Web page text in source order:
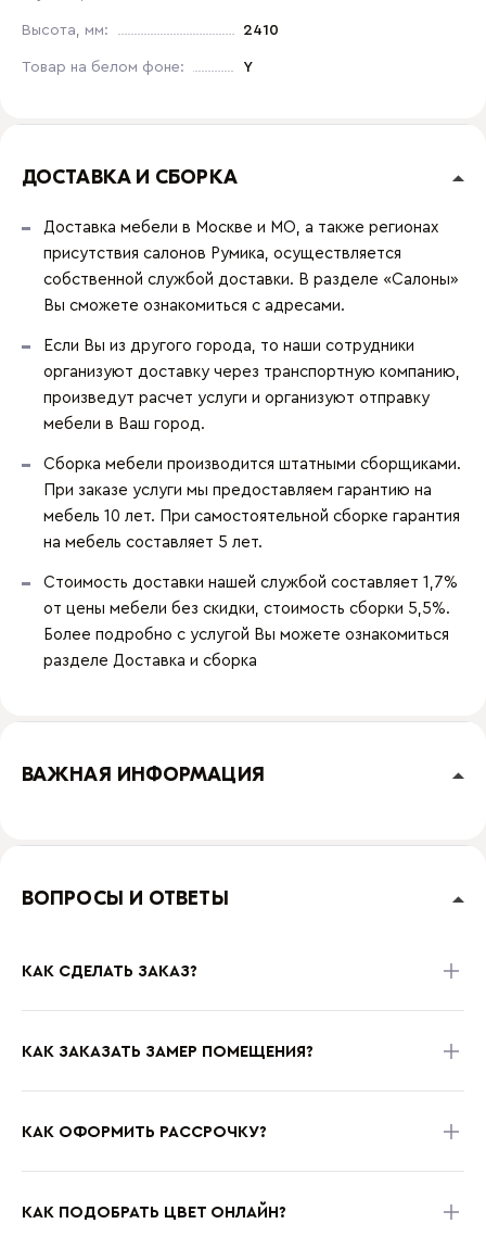
Высота, мм: 2410
Товар на белом фоне: Y
ДОСТАВКА И СБОРКА
Доставка мебели в Москве и МО, а также регионах
присутствия салонов Румика, осуществляется
собственной службой доставки. В разделе «Салоны»
Вы сможете ознакомиться с адресами.
Если Вы из другого города, то наши сотрудники
организуют доставку через транспортную компанию,
произведут расчет услуги и организуют отправку
мебели в Ваш город.
Сборка мебели производится штатными сборщиками.
При заказе услуги мы предоставляем гарантию на
мебель 10 лет. При самостоятельной сборке гарантия
на мебель составляет 5 лет.
Стоимость доставки нашей службой составляет 1,7%
от цены мебели без скидки, стоимость сборки 5,5%.
Более подробно с услугой Вы можете ознакомиться
разделе Доставка и сборка
ВАЖНАЯ ИНФОРМАЦИЯ
ВОПРОСЫ И ОТВЕТЫ
КАК СДЕЛАТЬ ЗАКАЗ?
КАК ЗАКАЗАТЬ ЗАМЕР ПОМЕЩЕНИЯ?
КАК ОФОРМИТЬ РАССРОЧКУ?
КАК ПОДОБРАТЬ ЦВЕТ ОНЛАЙН?